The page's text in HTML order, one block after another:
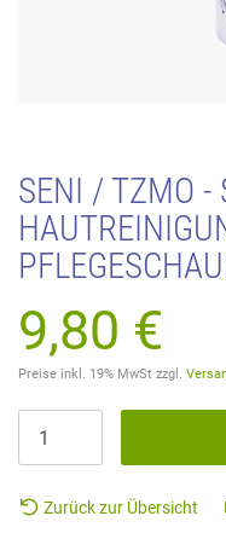
SENI / TZMO -
9,80 €
Preise inkl. 19% MwSt zzgl.
Zurück zur Übersicht